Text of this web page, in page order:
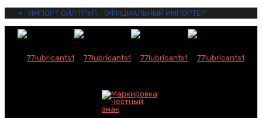
ИМПОРТ ОЙЛ ГРУП - ОФИЦИАЛЬНЫЙ ИМПОРТЁР